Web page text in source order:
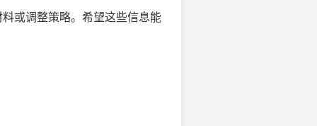
或调整策略。希望这些信息能